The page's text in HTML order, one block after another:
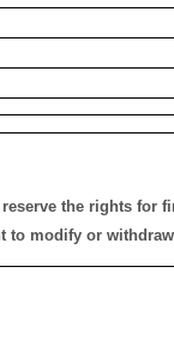
the rights for
modify or